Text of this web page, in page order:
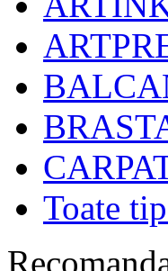
Toate